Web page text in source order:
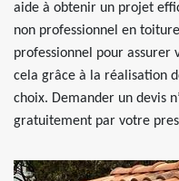
aide à obtenir un projet
non professionnel en
professionnel pour
cela grâce à la réalisation
choix. Demander un devis
gratuitement par votre